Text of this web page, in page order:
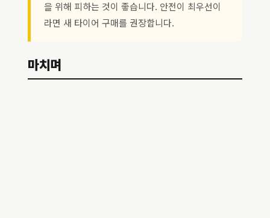
을 위해 피하는 것이 좋습니다. 안전이 최우선이
라면 새 타이어 구매를 권장합니다.
마치며